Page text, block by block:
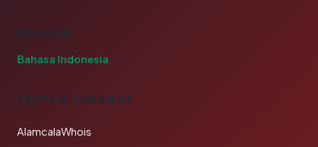
BAHASA
Bahasa Indonesia
TAUTAN SAHABAT
AlamcalaWhois